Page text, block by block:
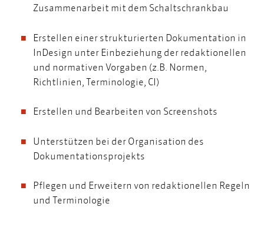
Zusammenarbeit mit dem Schaltschrankbau
Erstellen einer strukturierten Dokumentation in
InDesign unter Einbeziehung der redaktionellen
und normativen Vorgaben (z.B. Normen,
Richtlinien, Terminologie, CI)
Erstellen und Bearbeiten von Screenshots
Unterstützen bei der Organisation des
Dokumentationsprojekts
Pflegen und Erweitern von redaktionellen Regeln
und Terminologie